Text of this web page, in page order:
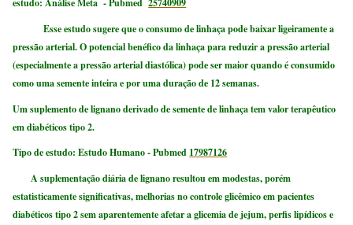
estudo: Análise Meta- Pubmed 25740909
Esse estudo sugere que o consumo de linhaça pode baixar ligeiramente a
pressão arterial. O potencial benéfico da linhaça para reduzir a pressão arterial
(especialmente a pressão arterial diastólica) pode ser maior quando é consumido
como uma semente inteira e por uma duração de 12 semanas.
Um suplemento de lignano derivado de semente de linhaça tem valor terapêutico
em diabéticos tipo 2.
Tipo de estudo: Estudo Humano -Pubmed 17987126
A suplementação diária de lignano resultou em modestas, porém
estatisticamente significativas, melhorias no controle glicêmico em pacientes
diabéticos tipo 2 sem aparentemente afetar a glicemia de jejum, perfis lipídicos e